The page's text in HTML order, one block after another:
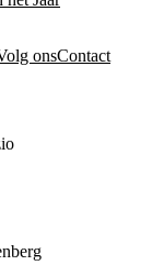
onsContact